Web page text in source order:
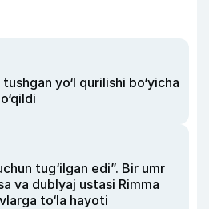
yo‘l qurilishi bo‘yicha
tug‘ilgan edi”. Bir umr
va dublyaj ustasi Rimma
to‘la hayoti